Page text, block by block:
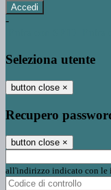
-
Seleziona utente
button close ×
Recupero
button close ×
all'indirizzo indicato con le